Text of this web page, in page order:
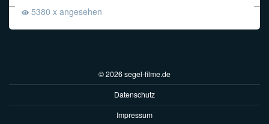
5380 x angesehen
© 2026 segel-filme.de
Datenschutz
Impressum